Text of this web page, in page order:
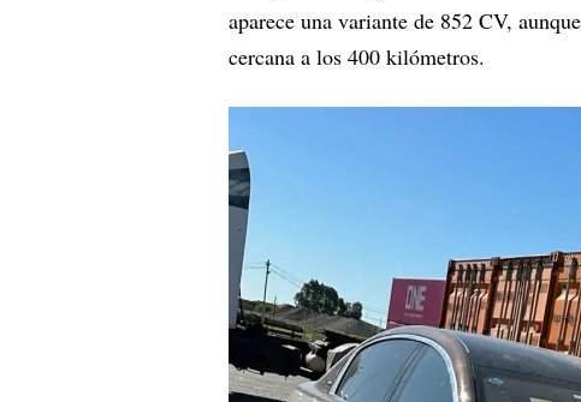
aparece una variante de 852 CV,
cercana a los 400 kilómetros.